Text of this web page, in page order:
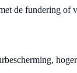
de fundering of